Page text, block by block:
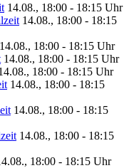
14.08., 18:00 - 18:15 Uhr
14.08., 18:00 - 18:15
14.08., 18:00 - 18:15 Uhr
14.08., 18:00 - 18:15 Uhr
18:00 - 18:15 Uhr
14.08., 18:00 - 18:15
14.08., 18:00 - 18:15
14.08., 18:00 - 18:15
18:00 - 18:15 Uhr